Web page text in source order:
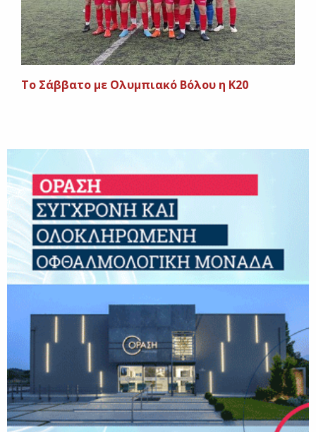
Το Σάββατο με Ολυμπιακό Βόλου η Κ20